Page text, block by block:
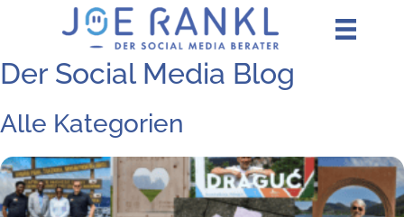
Der Social Media Blog
Alle Kategorien